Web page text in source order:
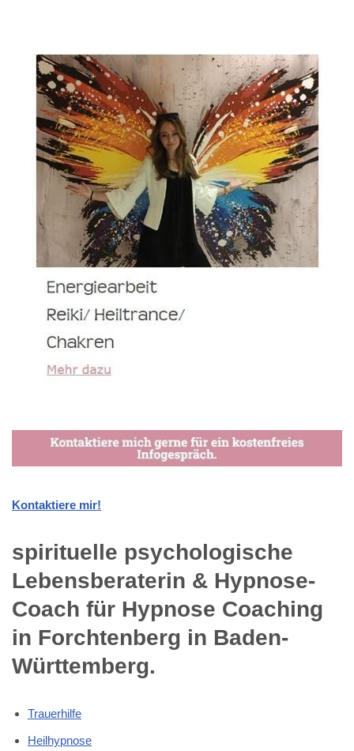
Kontaktiere mir!
spirituelle psychologische
Lebensberaterin & Hypnose-
Coach für Hypnose Coaching
in Forchtenberg in Baden-
Württemberg.
Trauerhilfe
Heilhypnose